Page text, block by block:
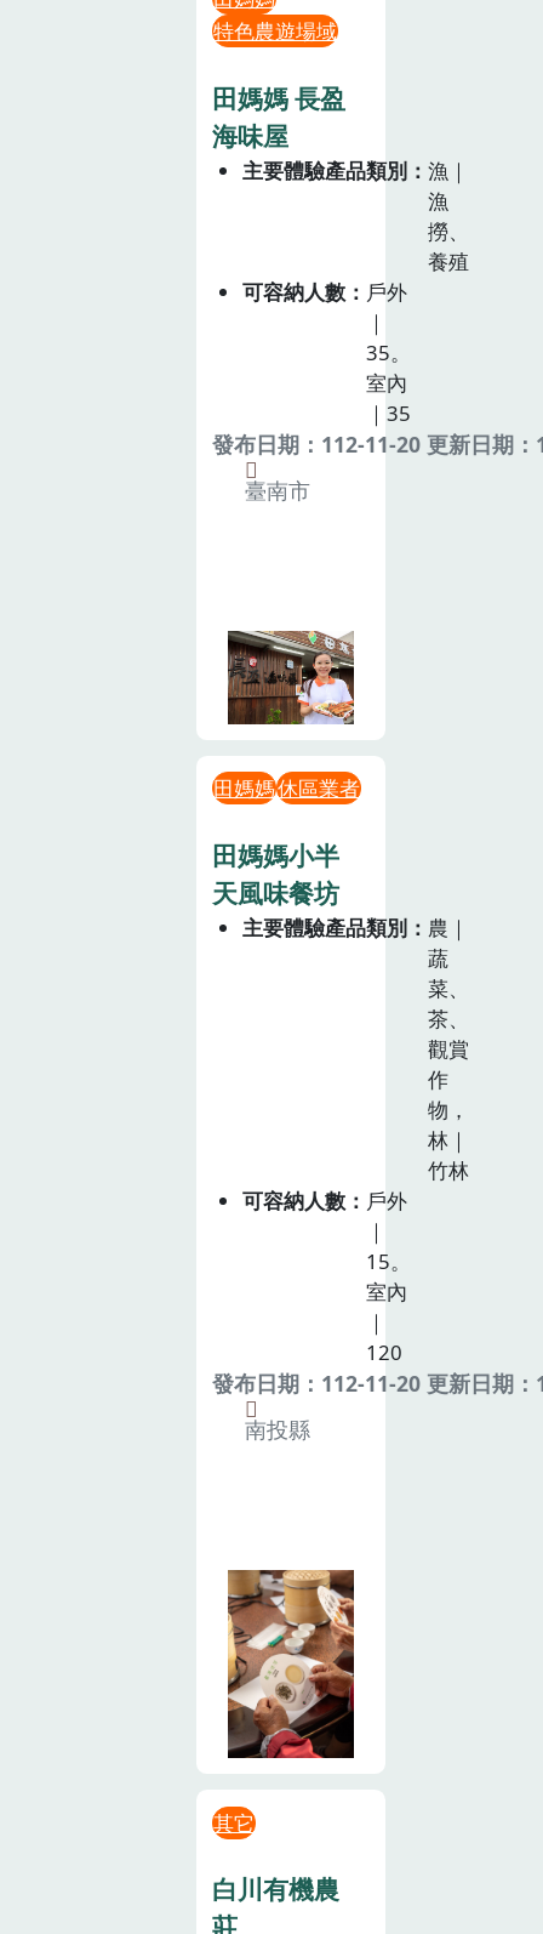
特色農遊場域
田媽媽 長盈
海味屋
主要體驗產品類別
漁｜
漁
撈、
養殖
可容納人數
戶外
｜
35。
室內
｜35
發布日期：112-11-20 更新日期
臺南市
田媽媽休區業者
田媽媽小半
天風味餐坊
主要體驗產品類別
農｜
蔬
菜、
茶、
觀賞
作
物，
林｜
竹林
可容納人數
戶外
｜
15。
室內
｜
120
發布日期：112-11-20 更新日期
南投縣
其它
白川有機農
莊